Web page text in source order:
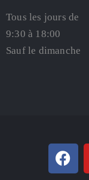
Tous les jours de
9:30 à 18:00
Sauf le dimanche